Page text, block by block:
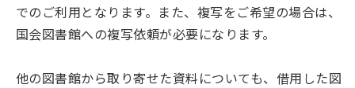
でのご利用となります。また、複写をご希望の場合は、
国会図書館への複写依頼が必要になります。
他の図書館から取り寄せた資料についても、借用した図